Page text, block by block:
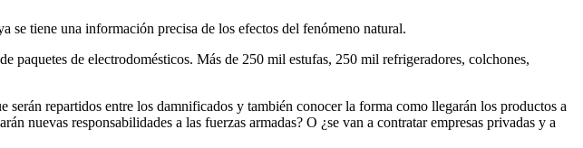
tiene una información precisa de los efectos del fenómeno natural.
paquetes de electrodomésticos. Más de 250 mil estufas, 250 mil refrigeradores, colchones,
repartidos entre los damnificados y también conocer la forma como llegarán los productos a
nuevas responsabilidades a las fuerzas armadas? O ¿se van a contratar empresas privadas y a